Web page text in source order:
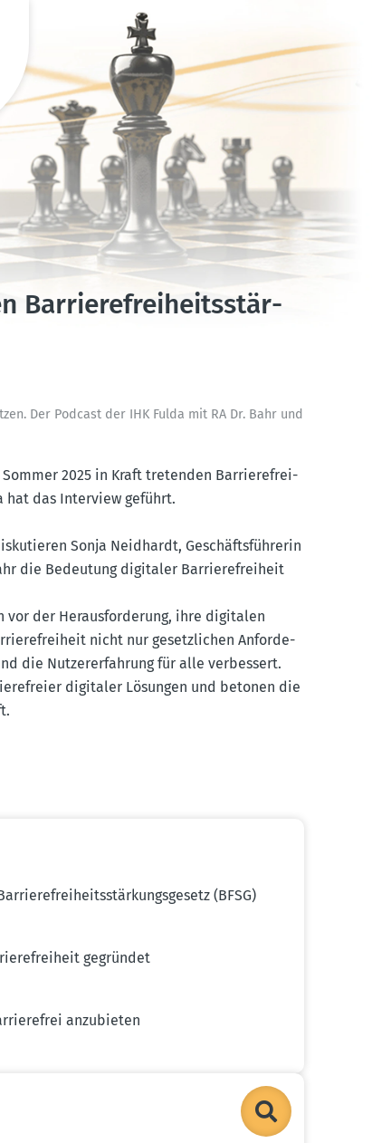
Barrie­re­frei­heits­stär­
Der Podcast der IHK Fulda mit RA Dr. Bahr und
2025 in Kraft tretenden Barrie­re­frei­
hat das Interview geführt.
Sonja Neidhardt, Geschäfts­füh­rerin
die Bedeutung digitaler Barrie­re­freiheit
vor der Heraus­for­derung, ihre digitalen
nicht nur gesetz­lichen Anfor­de­
die Nutzer­er­fahrung für alle verbessert.
digitaler Lösungen und betonen die
(BFSG)
gegründet
anzubieten